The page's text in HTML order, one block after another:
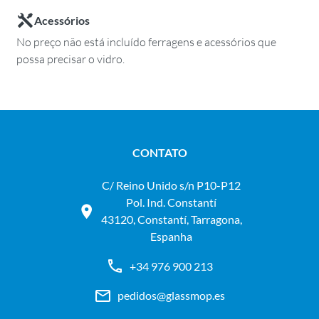
Acessórios
No preço não está incluído ferragens e acessórios que
possa precisar o vidro.
CONTATO
C/ Reino Unido s/n P10-P12
Pol. Ind. Constantí
43120, Constantí, Tarragona,
Espanha
+34 976 900 213
pedidos@glassmop.es